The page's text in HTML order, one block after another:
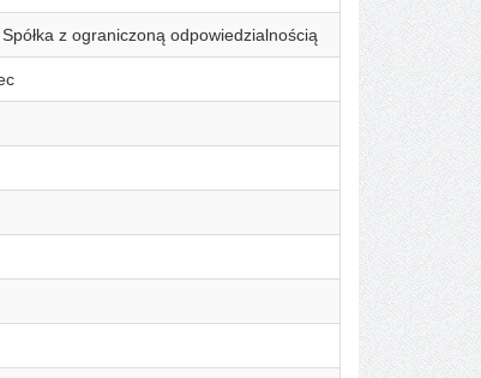
z ograniczoną odpowiedzialnością